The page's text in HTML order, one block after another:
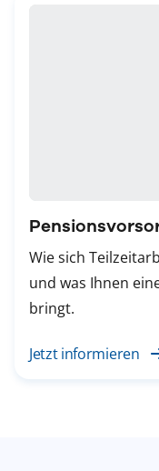
Wie sich
und was Ihnen
bringt.
Jetzt informieren